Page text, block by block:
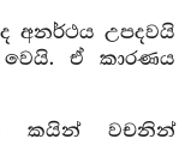
අනර්ථය උපදවයි
ඒ කාරණය
කයින් වචනින්